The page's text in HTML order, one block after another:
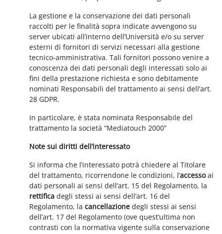
La gestione e la conservazione dei dati personali
raccolti per le finalità sopra indicate avvengono su
server ubicati all’interno dell’Università e/o su server
esterni di fornitori di servizi necessari alla gestione
tecnico-amministrativa. Tali fornitori possono venire a
conoscenza dei dati personali degli interessati solo ai
fini della prestazione richiesta e sono debitamente
nominati Responsabili del trattamento ai sensi dell’art.
28 GDPR.
In particolare, è stata nominata Responsabile del
trattamento la società “Mediatouch 2000”
Note sui diritti dell’interessato
Si informa che l’interessato potrà chiedere al Titolare
del trattamento, ricorrendone le condizioni, l’accessoai
dati personali ai sensi dell’art. 15 del Regolamento, la
rettificadegli stessi ai sensi dell’art. 16 del
Regolamento, lacancellazione degli stessi ai sensi
dell’art. 17 del Regolamento (ove quest’ultima non
contrasti con la normativa vigente sulla conservazione